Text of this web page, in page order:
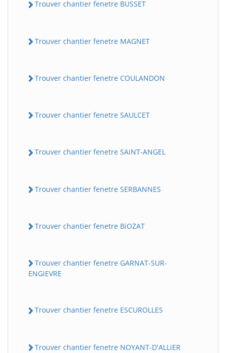
Trouver chantier fenetre BUSSET
Trouver chantier fenetre MAGNET
Trouver chantier fenetre COULANDON
Trouver chantier fenetre SAULCET
Trouver chantier fenetre SAiNT-ANGEL
Trouver chantier fenetre SERBANNES
Trouver chantier fenetre BiOZAT
Trouver chantier fenetre GARNAT-SUR-
ENGiEVRE
Trouver chantier fenetre ESCUROLLES
Trouver chantier fenetre NOYANT-D'ALLiER